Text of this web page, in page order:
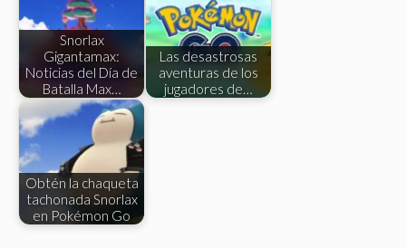
Snorlax
Gigantamax:
Noticias del Día de
Batalla Max…
Las desastrosas
aventuras de los
jugadores de…
Obtén la chaqueta
tachonada Snorlax
en Pokémon Go